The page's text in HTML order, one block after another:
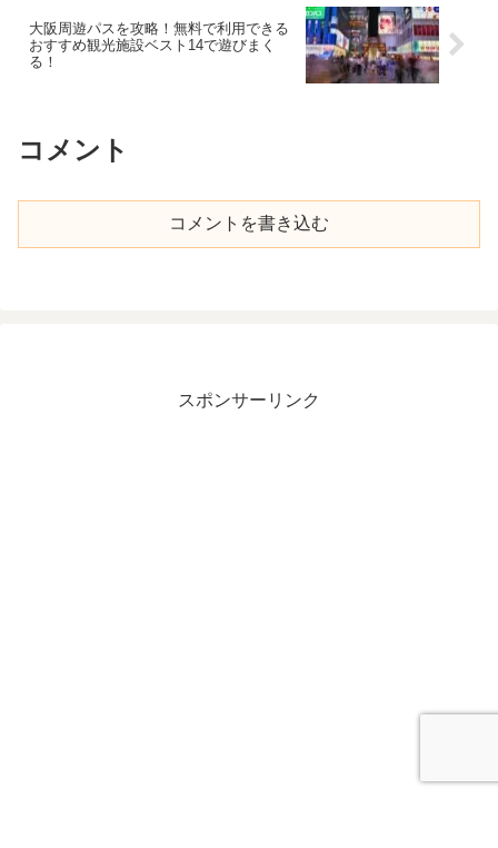
大阪周遊パスを攻略！無料で利用できる
おすすめ観光施設ベスト14で遊びまく
る！
コメント
コメントを書き込む
スポンサーリンク